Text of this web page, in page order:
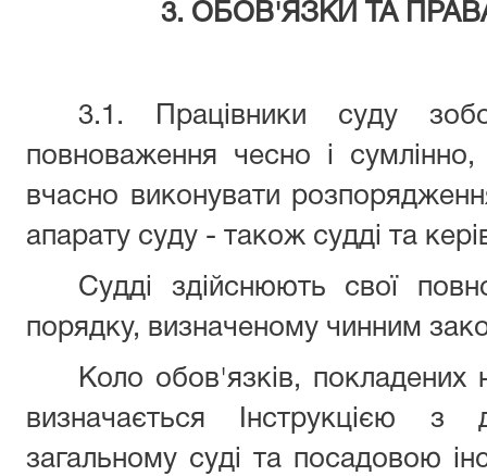
3. ОБОВ'ЯЗКИ ТА
3.1. Працівники суду
повноваження чесно і сумлінно,
вчасно виконувати
апарату суду - також судді та
Судді здійснюють свої
порядку, визначеному чинним
Коло обов'язків, покладених
визначається Інструкцією з
загальному суді та посадовою